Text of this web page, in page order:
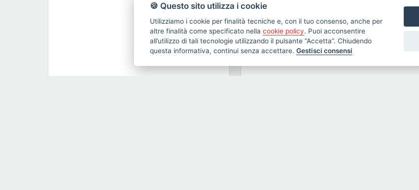
🍪 Questo sito utilizza i cookie
Utilizziamo i cookie per finalità tecniche e, con il tuo consenso, anche per
altre finalità come specificato nella cookie policy. Puoi acconsentire
all’utilizzo di tali tecnologie utilizzando il pulsante “Accetta”. Chiudendo
questa informativa, continui senza accettare. Gestisci consensi